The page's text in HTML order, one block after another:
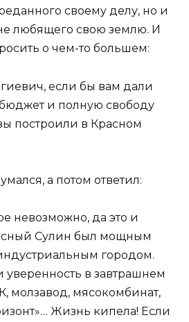
своему делу, но и
любящего свою землю. И
о чем-то большем:
если бы вам дали
и полную свободу
построили в Красном
а потом ответил:
невозможно, да это и
Сулин был мощным
городом.
в завтрашнем
молзавод, мясокомбинат,
Жизнь кипела! Если